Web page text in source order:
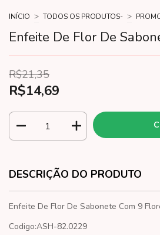
INÍCIO > TODOS OS PRODUTOS- >
Enfeite De Flor De
R$21,35
R$14,69
DESCRIÇÃO DO PRODUTO
Enfeite De Flor De Sabonete Com 9
Codigo:ASH-82.0229